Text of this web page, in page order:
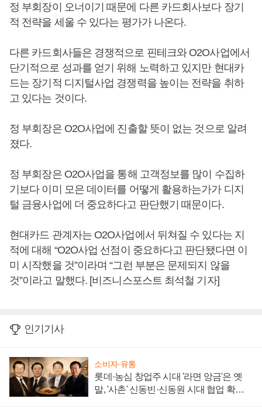
정 부회장이 오너이기 때문에 다른 카드회사보다 장기
적 전략을 세울 수 있다는 평가가 나온다.
다른 카드회사들은 경쟁적으로 핀테크와 O2O사업에서
단기적으로 성과를 얻기 위해 노력하고 있지만 현대카
드는 장기적 디지털사업 경쟁력을 높이는 전략을 취하
고 있다는 것이다.
정 부회장은 O2O사업에 진출할 뜻이 없는 것으로 알려
졌다.
정 부회장은 O2O사업을 통해 고객정보를 많이 수집하
기보다 이미 모은 데이터를 어떻게 활용하는가가 디지
털 금융사업에 더 중요하다고 판단했기 때문이다.
현대카드 관계자는 O2O사업에서 뒤쳐질 수 있다는 지
적에 대해 “O2O사업 선점이 중요하다고 판단됐다면 이
미 시작했을 것”이라며 “그런 부분은 문제되지 않을
것”이라고 말했다. [비즈니스포스트 최석철 기자]
인기기사
소비자·유통
롯데·농심 창업주 시대 '라면 앙금'은 옛
말, '사촌' 신동빈·신동원 시대 협업 확대